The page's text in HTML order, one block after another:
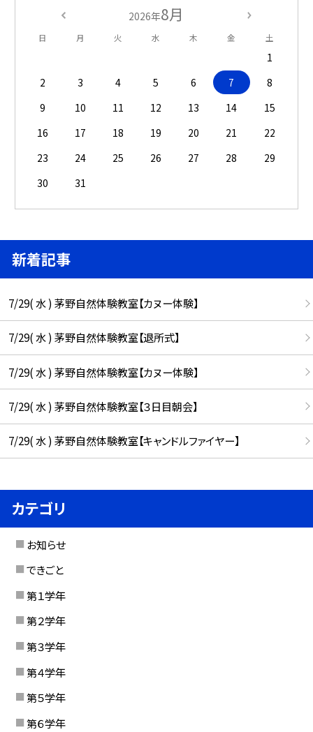
2026年8月
日 月 火 水 木 金 土
1
2
3 4 5 6 7
8
9
10 11 12 13 14
15
16
17 18 19 20 21
22
23
24 25 26 27 28
29
30
31
新着記事
7/29( 水 ) 茅野自然体験教室【カヌー体験】
7/29( 水 ) 茅野自然体験教室【退所式】
7/29( 水 ) 茅野自然体験教室【カヌー体験】
7/29( 水 ) 茅野自然体験教室【３日目朝会】
7/29( 水 ) 茅野自然体験教室【キャンドルファイヤー】
カテゴリ
お知らせ
できごと
第１学年
第２学年
第３学年
第４学年
第５学年
第６学年